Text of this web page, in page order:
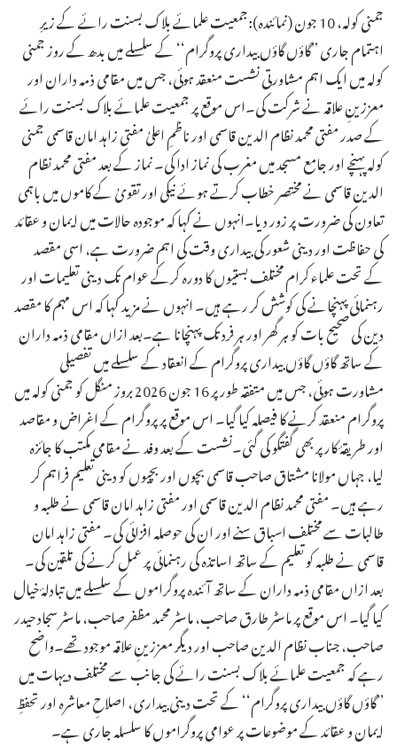
جمنی کولہ، 10 جون (نمائندہ):جمعیت علمائے بلاک بسنت رائے کے زیرِ
اہتمام جاری ’’گاؤں گاؤں بیداری پروگرام‘‘ کے سلسلے میں بدھ کے روز جمنی
کولہ میں ایک اہم مشاورتی نشست منعقد ہوئی، جس میں مقامی ذمہ داران اور
معززینِ علاقہ نے شرکت کی۔اس موقع پر جمعیت علمائے بلاک بسنت رائے
کے صدر مفتی محمد نظام الدین قاسمی اور ناظمِ اعلیٰ مفتی زاہد امان قاسمی جمنی
کولہ پہنچے اور جامع مسجد میں مغرب کی نماز ادا کی۔ نماز کے بعد مفتی محمد نظام
الدین قاسمی نے مختصر خطاب کرتے ہوئے نیکی اور تقویٰ کے کاموں میں باہمی
تعاون کی ضرورت پر زور دیا۔انہوں نے کہا کہ موجودہ حالات میں ایمان و عقائد
کی حفاظت اور دینی شعور کی بیداری وقت کی اہم ضرورت ہے، اسی مقصد
کے تحت علماء کرام مختلف بستیوں کا دورہ کرکے عوام تک دینی تعلیمات اور
رہنمائی پہنچانے کی کوشش کر رہے ہیں۔ انہوں نے مزید کہا کہ اس مہم کا مقصد
دین کی صحیح بات کو ہر گھر اور ہر فرد تک پہنچانا ہے۔بعد ازاں مقامی ذمہ داران
کے ساتھ گاؤں گاؤں بیداری پروگرام کے انعقاد کے سلسلے میں تفصیلی
مشاورت ہوئی، جس میں متفقہ طور پر 16 جون 2026 بروز منگل کو جمنی کولہ میں
پروگرام منعقد کرنے کا فیصلہ کیا گیا۔ اس موقع پر پروگرام کے اغراض و مقاصد
اور طریقۂ کار پر بھی گفتگو کی گئی۔نشست کے بعد وفد نے مقامی مکتب کا جائزہ
لیا، جہاں مولانا مشتاق صاحب قاسمی بچوں اور بچیوں کو دینی تعلیم فراہم کر
رہے ہیں۔ مفتی محمد نظام الدین قاسمی اور مفتی زاہد امان قاسمی نے طلبہ و
طالبات سے مختلف اسباق سنے اور ان کی حوصلہ افزائی کی۔ مفتی زاہد امان
قاسمی نے طلبہ کو تعلیم کے ساتھ اساتذہ کی رہنمائی پر عمل کرنے کی تلقین کی۔
بعد ازاں مقامی ذمہ داران کے ساتھ آئندہ پروگراموں کے سلسلے میں تبادلۂ خیال
کیا گیا۔ اس موقع پر ماسٹر طارق صاحب، ماسٹر محمد مظفر صاحب، ماسٹر سجاد حیدر
صاحب، جناب نظام الدین صاحب اور دیگر معززینِ علاقہ موجود تھے۔واضح
رہے کہ جمعیت علمائے بلاک بسنت رائے کی جانب سے مختلف دیہات میں
’’گاؤں گاؤں بیداری پروگرام‘‘ کے تحت دینی بیداری، اصلاحِ معاشرہ اور تحفظِ
ایمان و عقائد کے موضوعات پر عوامی پروگراموں کا سلسلہ جاری ہے۔